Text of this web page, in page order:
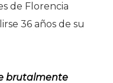
de Florencia
36 años de su
brutalmente